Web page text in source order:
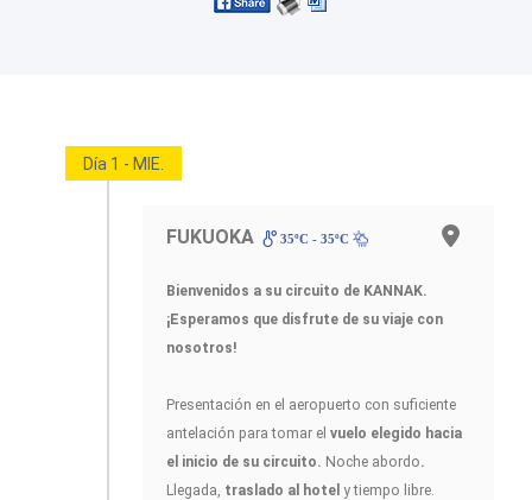
Día 1 - MIE.
FUKUOKA 35ºC - 35ºC
Bienvenidos a su circuito de KANNAK.
¡Esperamos que disfrute de su viaje con
nosotros!
Presentación en el aeropuerto con suficiente
antelación para tomar el vuelo elegido hacia
el inicio de su circuito. Noche abordo.
Llegada, traslado al hotel y tiempo libre.